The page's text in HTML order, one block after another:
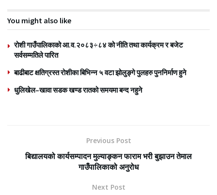
You might also like
रोशी गाउँपालिकाको आ.व.२०८३÷८४ को नीति तथा कार्यक्रम र बजेट
सर्वसम्मतिले पारित
बाढीबाट क्षतिग्रस्त रोशीका बिभिन्न ५ वटा झोलुङ्गे पुलहरु पुननिर्माण हुने
धुलिखेल–खावा सडक खण्ड रातको समयमा बन्द नहुने
Previous Post
बिद्यालयको कार्यसम्पादन मुल्याङ्कन फाराम भरी बुझाउन तेमाल
गाउँपालिकाको अनुरोध
Next Post